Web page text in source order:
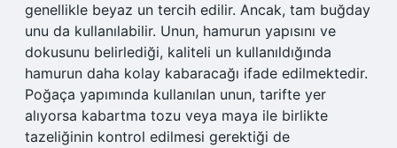
genellikle beyaz un tercih edilir. Ancak, tam buğday
unu da kullanılabilir. Unun, hamurun yapısını ve
dokusunu belirlediği, kaliteli un kullanıldığında
hamurun daha kolay kabaracağı ifade edilmektedir.
Poğaça yapımında kullanılan unun, tarifte yer
alıyorsa kabartma tozu veya maya ile birlikte
tazeliğinin kontrol edilmesi gerektiği de